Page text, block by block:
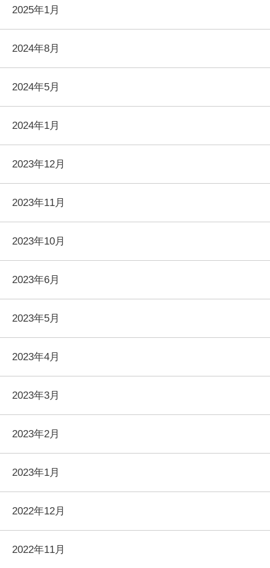
2025年1月
2024年8月
2024年5月
2024年1月
2023年12月
2023年11月
2023年10月
2023年6月
2023年5月
2023年4月
2023年3月
2023年2月
2023年1月
2022年12月
2022年11月